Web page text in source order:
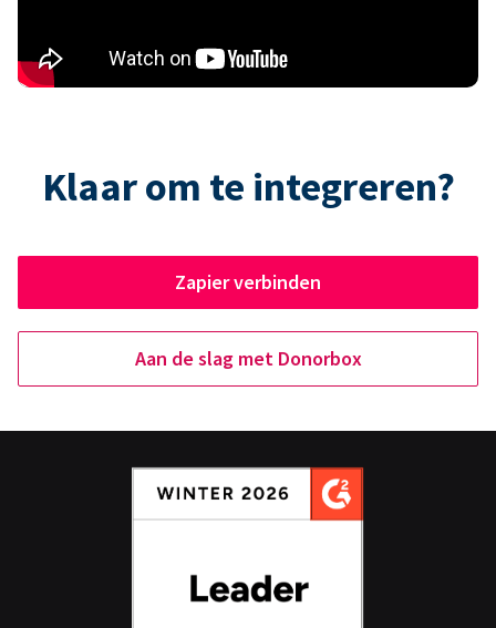
Klaar om te integreren?
Zapier verbinden
Aan de slag met Donorbox